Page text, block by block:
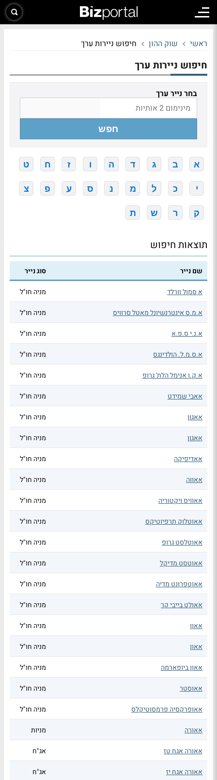
ראשי שוק ההון חיפוש ניירות ערך
חיפוש ניירות ערך
בחר נייר ערך
חפש
א ב ג ד ה ו ז ח ט
י כ ל מ נ ס ע פ צ
ק ר ש ת
תוצאות חיפוש
שם נייר סוג נייר
א סמול וורלד מניה חו"ל
א.מ.ס אינטרנשיונל מאטל סרוויס מניה חו"ל
א.נ.י ס.פ.א מניה חו"ל
א.ס.מ.ל. הולדינגס מניה חו"ל
א.ק.ו אנימל הלת' גרופ מניה חו"ל
אאבי שמידט מניה חו"ל
אאגון מניה חו"ל
אאגון מניה חו"ל
אאדיפיקה מניה חו"ל
אאווה מניה חו"ל
אאוויס ויקטוריה מניה חו"ל
אאוטלוק תרפיוטיקס מניה חו"ל
אאוטלסט גרופ מניה חו"ל
אאוטסט מדיקל מניה חו"ל
אאוטפרונט מדיה מניה חו"ל
אאולט בייבי קר מניה חו"ל
אאון מניה חו"ל
אאון מניה חו"ל
אאון ביופארמה מניה חו"ל
אאוסטר מניה חו"ל
אאופרקסיה פרמסוטיקלס מניה חו"ל
אאורה מניות
אאורה אגח טז אג"ח
אאורה אגח יז אג"ח